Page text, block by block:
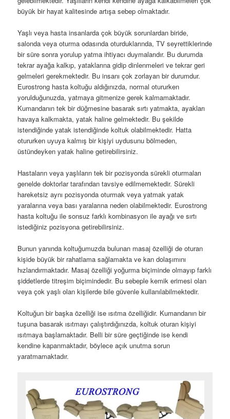
büyük bir hayat kalitesinde artışa sebep olmaktadır.
Yaşlı veya hasta insanlarda çok büyük sorunlardan biride,
salonda veya oturma odasında oturduklarında, TV seyrettiklerinde
bir süre sonra yorulup yatma ihtiyacı duymalarıdır. Bu durumda
tekrar ayağa kalkıp, yataklarına gidip dinlenmeleri ve tekrar geri
gelmeleri gerekmektedir. Bu insanı çok zorlayan bir durumdur.
Eurostrong hasta koltuğu aldığınızda, normal otururken
yorulduğunuzda, yatmaya gitmenize gerek kalmamaktadır.
Kumandanın tek bir düğmesine basarak sırtı yatmakta, ayakları
havaya kalkmakta, yatak haline gelmektedir. Bu şekilde
istendiğinde yatak istendiğinde koltuk olabilmektedir. Hatta
otururken uyuya kalmış bir kişiyi uydusunu bölmeden,
üstündeyken yatak haline getirebilirsiniz.
Hastaların veya yaşlıların tek bir pozisyonda sürekli oturmaları
genelde doktorlar tarafından tavsiye edilmemektedir. Sürekli
hareketsiz aynı pozisyonda oturmak veya yatmak yatak
yaralarına veya bası yaralarına neden olabilmektedir. Eurostrong
hasta koltuğu ile sonsuz farklı kombinasyon ile ayağı ve sırtı
istediğiniz pozisyona getirebilirsiniz.
Bunun yanında koltuğumuzda bulunan masaj özelliği de oturan
kişide büyük bir rahatlama sağlamakta ve kan dolaşımını
hızlandırmaktadır. Masaj özelliği yoğurma biçiminde olmayıp farklı
şiddetlerde titreşim biçimindedir. Bu sebeple kemik erimesi olan
veya çok yaşlı olan kişilerde bile güvenle kullanılabilmektedir.
Koltuğun bir başka özelliği ise ısıtma özelliğidir. Kumandanın bir
tuşuna basarak ısıtmayı çalıştırdığınızda, koltuk oturan kişiyi
ısıtmaya başlamaktadır. Belli bir süre geçtiğinde ise kendi
kendine kapanmaktadır, böylece açık unutma sorun
yaratmamaktadır.